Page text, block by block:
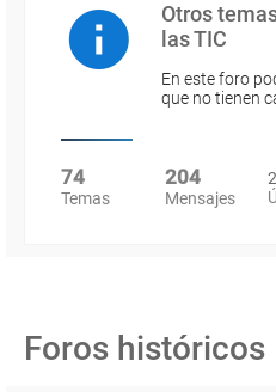
Otros
las TIC
En este foro
que no tienen
74
Temas
204
Mensajes
Foros históricos